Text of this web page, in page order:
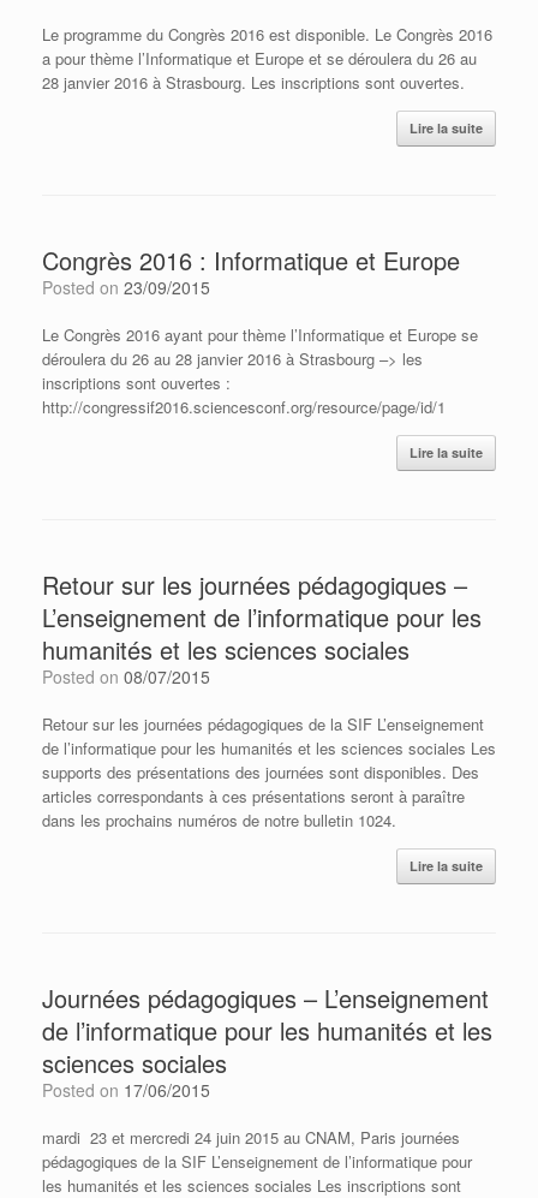
Le programme du Congrès 2016 est disponible. Le Congrès 2016
a pour thème l’Informatique et Europe et se déroulera du 26 au
28 janvier 2016 à Strasbourg. Les inscriptions sont ouvertes.
Lire la suite
Congrès 2016 : Informatique et Europe
Posted on 23/09/2015
Le Congrès 2016 ayant pour thème l’Informatique et Europe se
déroulera du 26 au 28 janvier 2016 à Strasbourg –> les
inscriptions sont ouvertes :
http://congressif2016.sciencesconf.org/resource/page/id/1
Lire la suite
Retour sur les journées pédagogiques –
L’enseignement de l’informatique pour les
humanités et les sciences sociales
Posted on 08/07/2015
Retour sur les journées pédagogiques de la SIF L’enseignement
de l’informatique pour les humanités et les sciences sociales Les
supports des présentations des journées sont disponibles. Des
articles correspondants à ces présentations seront à paraître
dans les prochains numéros de notre bulletin 1024.
Lire la suite
Journées pédagogiques – L’enseignement
de l’informatique pour les humanités et les
sciences sociales
Posted on 17/06/2015
mardi 23 et mercredi 24 juin 2015 au CNAM, Paris journées
pédagogiques de la SIF L’enseignement de l’informatique pour
les humanités et les sciences sociales Les inscriptions sont